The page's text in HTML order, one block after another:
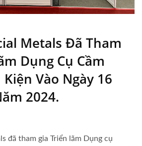
Metals Đã Tham
Dụng Cụ Cầm
Kiện Vào Ngày 16
2024.
đã tham gia Triển lãm Dụng cụ